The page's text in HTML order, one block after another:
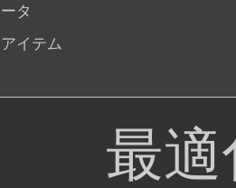
ータ
アイテム
最